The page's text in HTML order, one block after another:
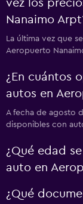
vez los
Nanaimo
La última vez que
Aeropuerto
¿En cuántos
autos en
A fecha de agosto
disponibles con
¿Qué edad
auto en
¿Qué